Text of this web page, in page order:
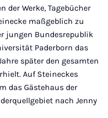
der Werke, Tagebücher
maßgeblich zu
jungen Bundesrepublik
Paderborn das
später den gesamten
Auf Steineckes
das Gästehaus der
nach Jenny